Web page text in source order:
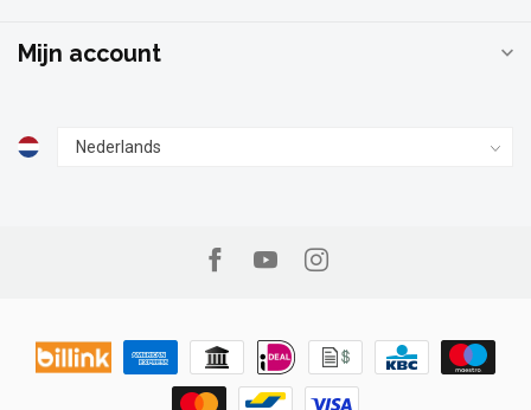
Mijn account